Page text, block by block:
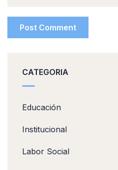
CATEGORIA
Educación
Institucional
Labor Social